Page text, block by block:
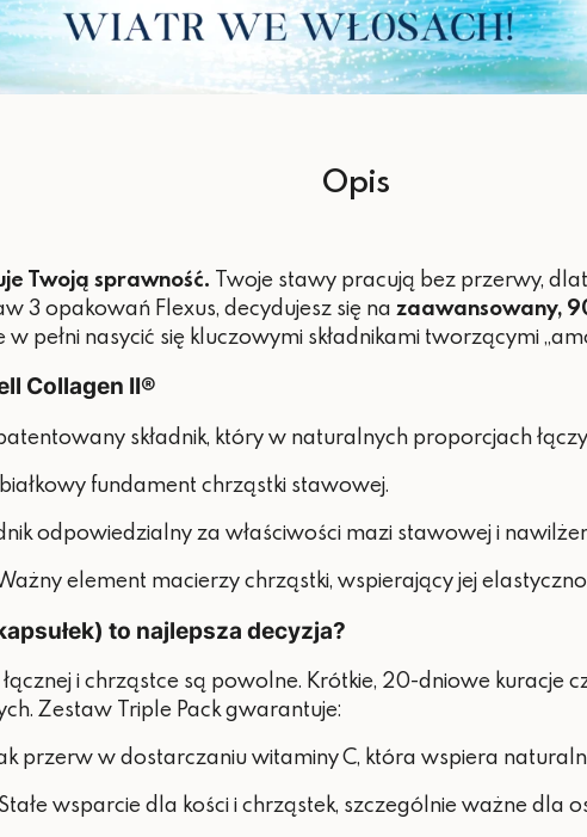
*RWS – referencyjnej
Opis
Twoją sprawność. Twoje stawy pracują bez przerwy,
3 opakowań Flexus, decydujesz się na zaawansowany,
pełni nasycić się kluczowymi składnikami tworzącymi
Collagen II®
składnik, który w naturalnych proporcjach
fundament chrząstki stawowej.
odpowiedzialny za właściwości mazi stawowej i
element macierzy chrząstki, wspierający jej
to najlepsza decyzja?
i chrząstce są powolne. Krótkie, 20-dniowe kuracje
Zestaw Triple Pack gwarantuje:
przerw w dostarczaniu witaminy C, która wspiera
Stałe wsparcie dla kości i chrząstek, szczególnie ważne dla